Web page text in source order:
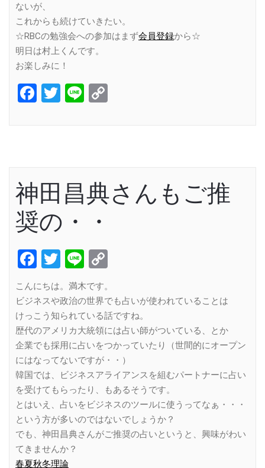
ないが、
これからも続けていきたい。
☆RBCの勉強会への参加はまず会員登録から☆
明日は村上くんです。
お楽しみに！
Facebook
Twitter
Line
神田昌典さんもご推
奨の・・
Facebook
Twitter
Line
こんにちは。満木です。
ビジネスや政治の世界でも占いが使われていることは
けっこう知られている話ですね。
歴代のアメリカ大統領には占い師がついている、とか
企業でも採用に占いをつかっていたり（世間的にオープン
にはなってないですが・・）
韓国では、ビジネスアライアンスを組むパートナーに占い
を受けてもらったり、もあるそうです。
とはいえ、占いをビジネスのツールに使うってなぁ・・・
という方が多いのではないでしょうか？
でも、神田昌典さんがご推奨の占いというと、興味がわい
てきませんか？
春夏秋冬理論